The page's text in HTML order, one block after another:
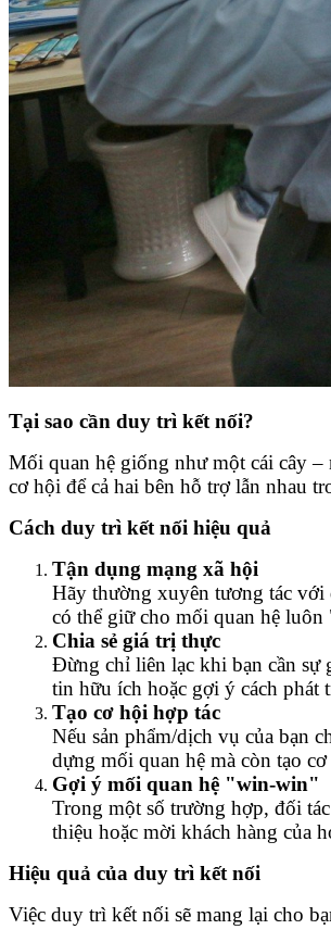
Tại sao cần duy trì kết nối?
Mối quan hệ giống như một cái cây
cơ hội để cả hai bên hỗ trợ lẫn nhau
Cách duy trì kết nối hiệu quả
Tận dụng mạng xã hội
Hãy thường xuyên tương tác với
có thể giữ cho mối quan hệ luôn
Chia sẻ giá trị thực
Đừng chỉ liên lạc khi bạn cần sự
tin hữu ích hoặc gợi ý cách phát
Tạo cơ hội hợp tác
Nếu sản phẩm/dịch vụ của bạn
dựng mối quan hệ mà còn tạo
Gợi ý mối quan hệ "win-win"
Trong một số trường hợp, đối
thiệu hoặc mời khách hàng của
Hiệu quả của duy trì kết nối
Việc duy trì kết nối sẽ mang lại cho